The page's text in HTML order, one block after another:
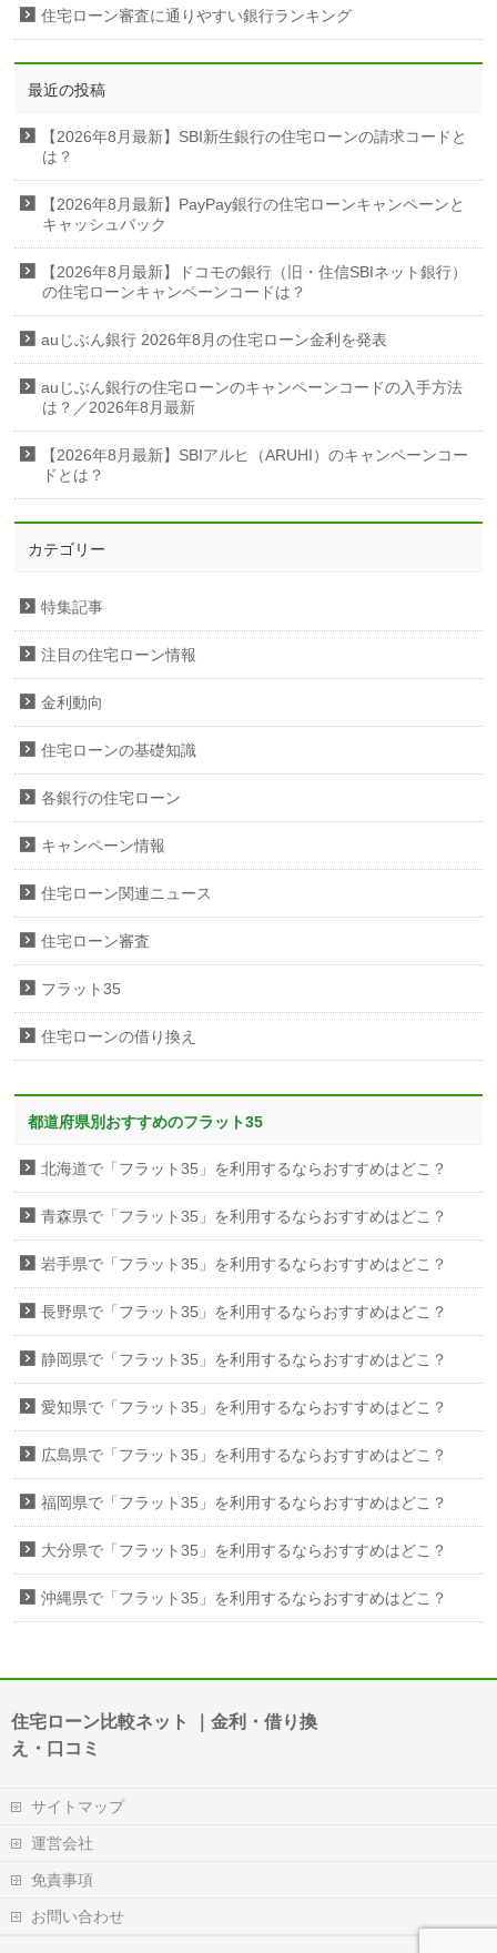
住宅ローン審査に通りやすい銀行ランキング
最近の投稿
【2026年8月最新】SBI新生銀行の住宅ローンの請求コードと
は？
【2026年8月最新】PayPay銀行の住宅ローンキャンペーンと
キャッシュバック
【2026年8月最新】ドコモの銀行（旧・住信SBIネット銀行）
の住宅ローンキャンペーンコードは？
auじぶん銀行 2026年8月の住宅ローン金利を発表
auじぶん銀行の住宅ローンのキャンペーンコードの入手方法
は？／2026年8月最新
【2026年8月最新】SBIアルヒ（ARUHI）のキャンペーンコー
ドとは？
カテゴリー
特集記事
注目の住宅ローン情報
金利動向
住宅ローンの基礎知識
各銀行の住宅ローン
キャンペーン情報
住宅ローン関連ニュース
住宅ローン審査
フラット35
住宅ローンの借り換え
都道府県別おすすめのフラット35
北海道で「フラット35」を利用するならおすすめはどこ？
青森県で「フラット35」を利用するならおすすめはどこ？
岩手県で「フラット35」を利用するならおすすめはどこ？
長野県で「フラット35」を利用するならおすすめはどこ？
静岡県で「フラット35」を利用するならおすすめはどこ？
愛知県で「フラット35」を利用するならおすすめはどこ？
広島県で「フラット35」を利用するならおすすめはどこ？
福岡県で「フラット35」を利用するならおすすめはどこ？
大分県で「フラット35」を利用するならおすすめはどこ？
沖縄県で「フラット35」を利用するならおすすめはどこ？
住宅ローン比較ネット ｜金利・借り換
え・口コミ
サイトマップ
運営会社
免責事項
お問い合わせ